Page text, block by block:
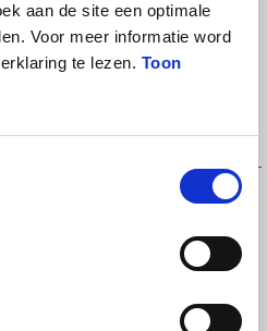
aan de site een optimale
Voor meer informatie word
te lezen. Toon
APRILIA TWISTIES LEATHER